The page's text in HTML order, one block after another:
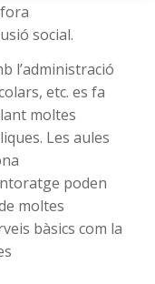
social.
l’administració
etc. es fa
moltes
Les aules
poden
moltes
bàsics com la